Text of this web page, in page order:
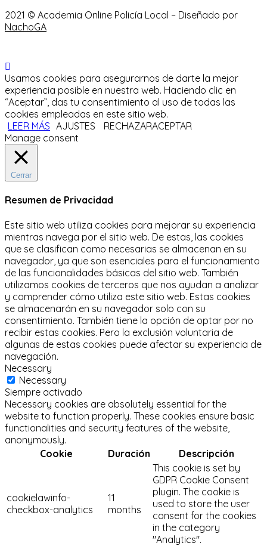
2021 © Academia Online Policía Local – Diseñado por
NachoGA
Usamos cookies para asegurarnos de darte la mejor
experiencia posible en nuestra web. Haciendo clic en
“Aceptar”, das tu consentimiento al uso de todas las
cookies empleadas en este sitio web.
LEER MÁS AJUSTES RECHAZARACEPTAR
Manage consent
Cerrar
Resumen de Privacidad
Este sitio web utiliza cookies para mejorar su experiencia
mientras navega por el sitio web. De estas, las cookies
que se clasifican como necesarias se almacenan en su
navegador, ya que son esenciales para el funcionamiento
de las funcionalidades básicas del sitio web. También
utilizamos cookies de terceros que nos ayudan a analizar
y comprender cómo utiliza este sitio web. Estas cookies
se almacenarán en su navegador solo con su
consentimiento. También tiene la opción de optar por no
recibir estas cookies. Pero la exclusión voluntaria de
algunas de estas cookies puede afectar su experiencia de
navegación.
Necessary
Necessary
Siempre activado
Necessary cookies are absolutely essential for the
website to function properly. These cookies ensure basic
functionalities and security features of the website,
anonymously.
Cookie
Duración Descripción
cookielawinfo-
checkbox-analytics
11
months
This cookie is set by
GDPR Cookie Consent
plugin. The cookie is
used to store the user
consent for the cookies
in the category
"Analytics".